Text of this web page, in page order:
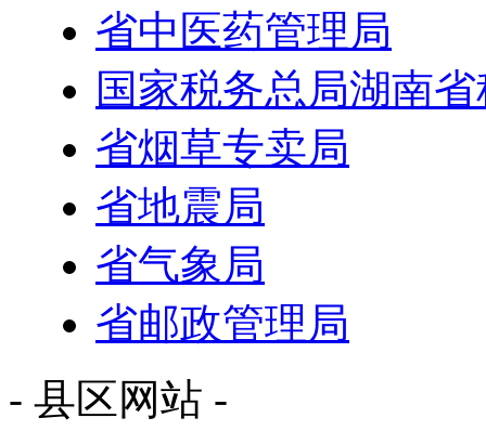
省中医药管理局
国家税务总局湖南
省烟草专卖局
省地震局
省气象局
省邮政管理局
- 县区网站 -